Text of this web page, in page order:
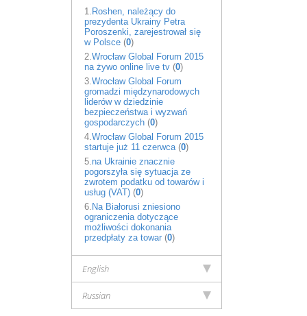
1. Roshen, należący do
prezydenta Ukrainy Petra
Poroszenki, zarejestrował się
w Polsce (0)
2. Wrocław Global Forum 2015
na żywo online live tv (0)
3. Wrocław Global Forum
gromadzi międzynarodowych
liderów w dziedzinie
bezpieczeństwa i wyzwań
gospodarczych (0)
4. Wrocław Global Forum 2015
startuje już 11 czerwca (0)
5. na Ukrainie znacznie
pogorszyła się sytuacja ze
zwrotem podatku od towarów i
usług (VAT) (0)
6. Na Białorusi zniesiono
ograniczenia dotyczące
możliwości dokonania
przedpłaty za towar (0)
English
Russian